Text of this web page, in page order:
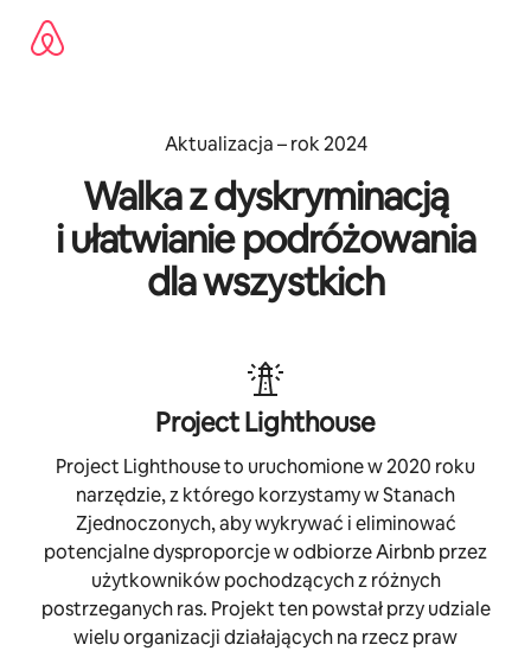
treści
Aktualizacja – rok 2024
Walka z dyskryminacją
i ułatwianie podróżowania
dla wszystkich
Project Lighthouse
Project Lighthouse to uruchomione w 2020 roku
narzędzie, z którego korzystamy w Stanach
Zjednoczonych, aby wykrywać i eliminować
potencjalne dysproporcje w odbiorze Airbnb przez
użytkowników pochodzących z różnych
postrzeganych ras. Projekt ten powstał przy udziale
wielu organizacji działających na rzecz praw